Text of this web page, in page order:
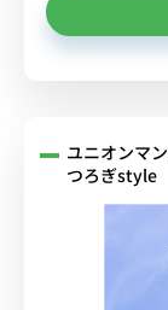
ユニオンマ
つろぎstyle